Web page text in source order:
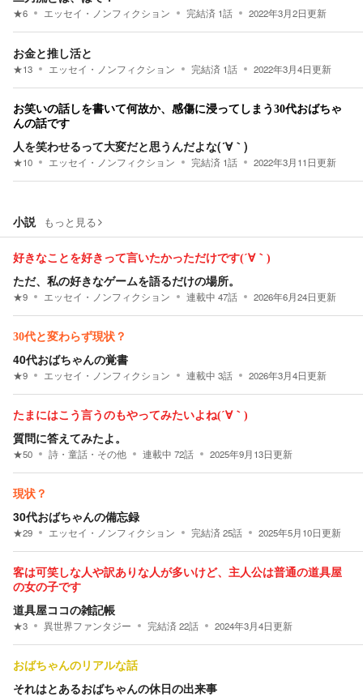
★6 エッセイ・ノンフィクション 完結済 1話 2022年3月2日更新
お金と推し活と
★13 エッセイ・ノンフィクション 完結済 1話 2022年3月4日更新
お笑いの話しを書いて何故か、感傷に浸ってしまう30代おばちゃ
んの話です
人を笑わせるって大変だと思うんだよな(´∀｀)
★10 エッセイ・ノンフィクション 完結済 1話 2022年3月11日更新
小説 もっと見る
好きなことを好きって言いたかっただけです(´∀｀)
ただ、私の好きなゲームを語るだけの場所。
★9 エッセイ・ノンフィクション 連載中 47話 2026年6月24日更新
30代と変わらず現状？
40代おばちゃんの覚書
★9 エッセイ・ノンフィクション 連載中 3話 2026年3月4日更新
たまにはこう言うのもやってみたいよね(´∀｀)
質問に答えてみたよ。
★50 詩・童話・その他 連載中 72話 2025年9月13日更新
現状？
30代おばちゃんの備忘録
★29 エッセイ・ノンフィクション 完結済25話 2025年5月10日更新
客は可笑しな人や訳ありな人が多いけど、主人公は普通の道具屋
の女の子です
道具屋ココの雑記帳
★3 異世界ファンタジー 完結済22話 2024年3月4日更新
おばちゃんのリアルな話
それはとあるおばちゃんの休日の出来事